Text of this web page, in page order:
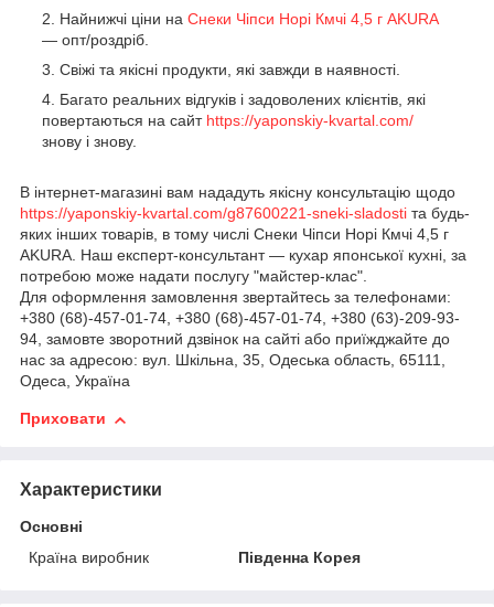
Найнижчі ціни на Снеки Чіпси Норі Кмчі 4,5 г AKURA
— опт/роздріб.
Свіжі та якісні продукти, які завжди в наявності.
Багато реальних відгуків і задоволених клієнтів, які
повертаються на сайт https://yaponskiy-kvartal.com/
знову і знову.
В інтернет-магазині вам нададуть якісну консультацію щодо
https://yaponskiy-kvartal.com/g87600221-sneki-sladosti та будь-
яких інших товарів, в тому числі Снеки Чіпси Норі Кмчі 4,5 г
AKURA. Наш експерт-консультант — кухар японської кухні, за
потребою може надати послугу "майстер-клас".
Для оформлення замовлення звертайтесь за телефонами:
+380 (68)-457-01-74, +380 (68)-457-01-74, +380 (63)-209-93-
94, замовте зворотний дзвінок на сайті або приїжджайте до
нас за адресою: вул. Шкільна, 35, Одеська область, 65111,
Одеса, Україна
Приховати
Характеристики
Основні
Країна виробник
Південна Корея